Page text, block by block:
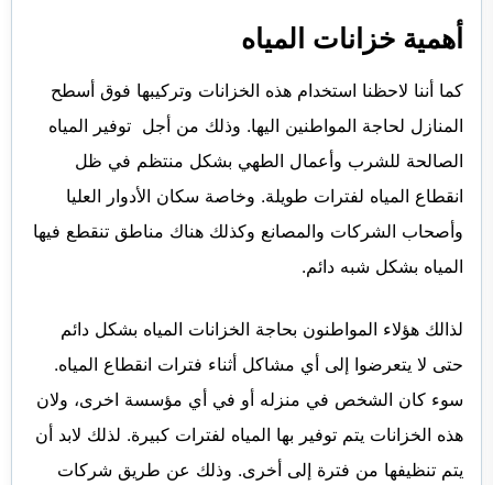
أهمية خزانات المياه
كما أننا لاحظنا استخدام هذه الخزانات وتركيبها فوق أسطح
المنازل لحاجة المواطنين اليها. وذلك من أجل توفير المياه
الصالحة للشرب وأعمال الطهي بشكل منتظم في ظل
انقطاع المياه لفترات طويلة. وخاصة سكان الأدوار العليا
وأصحاب الشركات والمصانع وكذلك هناك مناطق تنقطع فيها
المياه بشكل شبه دائم.
لذالك هؤلاء المواطنون بحاجة الخزانات المياه بشكل دائم
حتى لا يتعرضوا إلى أي مشاكل أثناء فترات انقطاع المياه.
سوء كان الشخص في منزله أو في أي مؤسسة اخرى، ولان
هذه الخزانات يتم توفير بها المياه لفترات كبيرة. لذلك لابد أن
يتم تنظيفها من فترة إلى أخرى. وذلك عن طريق شركات